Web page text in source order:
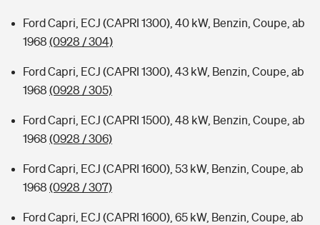
Kinderunfall-Check: Mehr Sicherheit für deine Kids
Typklassen: So ist Ihr Auto eingestuft
Sie haben Fragen?
Ford Capri, ECJ (CAPRI 1300), 40 kW, Benzin, Coupe, ab
1968 (0928 / 304)
Ford Capri, ECJ (CAPRI 1300), 43 kW, Benzin, Coupe, ab
1968 (0928 / 305)
Ford Capri, ECJ (CAPRI 1500), 48 kW, Benzin, Coupe, ab
1968 (0928 / 306)
Ford Capri, ECJ (CAPRI 1600), 53 kW, Benzin, Coupe, ab
1968 (0928 / 307)
Ford Capri, ECJ (CAPRI 1600), 65 kW, Benzin, Coupe, ab